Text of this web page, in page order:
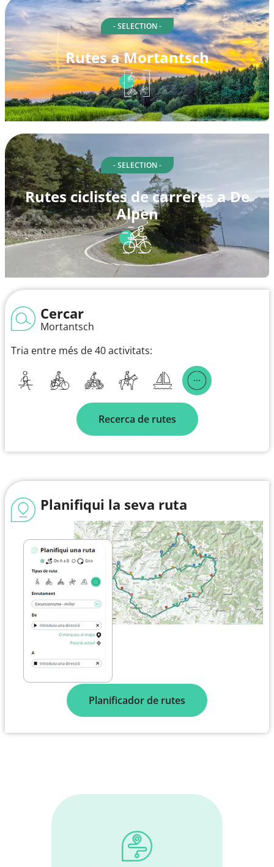
- SELECTION -
Rutes a Mortantsch
- SELECTION -
Rutes ciclistes de carreres a De
Alpen
Cercar
Mortantsch
Tria entre més de 40 activitats:
Recerca de rutes
Planifiqui la seva ruta
Planificador de rutes